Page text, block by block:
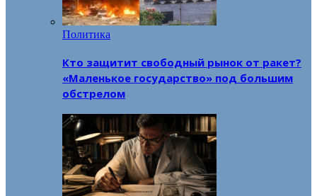
Политика
Кто защитит свободный рынок от ракет?
«Маленькое государство» под большим
обстрелом